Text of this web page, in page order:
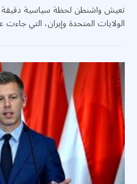
تعيش واشنطن لحظة سياسية دقيقة
الولايات المتحدة وإيران، التي